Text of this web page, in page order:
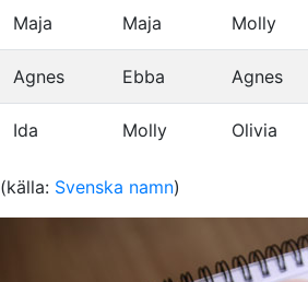
Maja Maja Molly
Agnes Ebba Agnes
Ida Molly Olivia
(källa: Svenska namn)